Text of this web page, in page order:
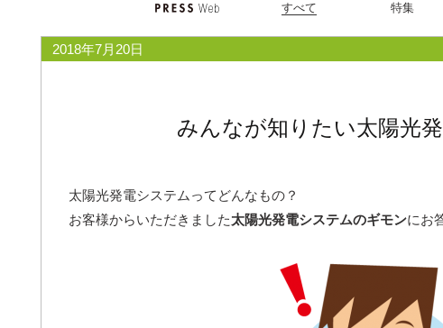
すべて 特集
2018年7月20日
みんなが知りたい太陽光
太陽光発電システムってどんなもの？
お客様からいただきました太陽光発電システムのギモンにお